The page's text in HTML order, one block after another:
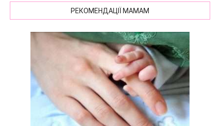
РЕКОМЕНДАЦІЇ МАМАМ